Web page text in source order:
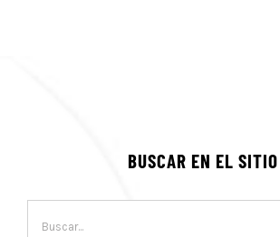
BUSCAR EN EL SITIO